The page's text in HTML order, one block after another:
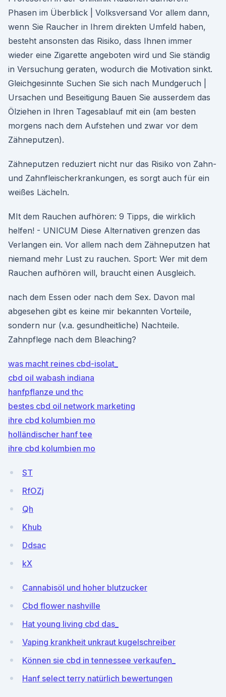
Phasen im Überblick | Volksversand Vor allem dann,
wenn Sie Raucher in Ihrem direkten Umfeld haben,
besteht ansonsten das Risiko, dass Ihnen immer
wieder eine Zigarette angeboten wird und Sie ständig
in Versuchung geraten, wodurch die Motivation sinkt.
Gleichgesinnte Suchen Sie sich nach Mundgeruch |
Ursachen und Beseitigung Bauen Sie ausserdem das
Ölziehen in Ihren Tagesablauf mit ein (am besten
morgens nach dem Aufstehen und zwar vor dem
Zähneputzen).
Zähneputzen reduziert nicht nur das Risiko von Zahn-
und Zahnfleischerkrankungen, es sorgt auch für ein
weißes Lächeln.
MIt dem Rauchen aufhören: 9 Tipps, die wirklich
helfen! - UNICUM Diese Alternativen grenzen das
Verlangen ein. Vor allem nach dem Zähneputzen hat
niemand mehr Lust zu rauchen. Sport: Wer mit dem
Rauchen aufhören will, braucht einen Ausgleich.
nach dem Essen oder nach dem Sex. Davon mal
abgesehen gibt es keine mir bekannten Vorteile,
sondern nur (v.a. gesundheitliche) Nachteile.
Zahnpflege nach dem Bleaching?
was macht reines cbd-isolat_
cbd oil wabash indiana
hanfpflanze und thc
bestes cbd oil network marketing
ihre cbd kolumbien mo
holländischer hanf tee
ihre cbd kolumbien mo
ST
RfOZj
Qh
Khub
Ddsac
kX
Cannabisöl und hoher blutzucker
Cbd flower nashville
Hat young living cbd das_
Vaping krankheit unkraut kugelschreiber
Können sie cbd in tennessee verkaufen_
Hanf select terry natürlich bewertungen